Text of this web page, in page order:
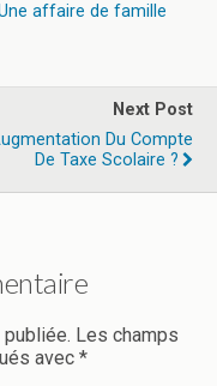
affaire de famille
Next Post
Du Compte
De Taxe Scolaire ?
Les champs
avec *